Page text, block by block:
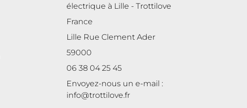
électrique à Lille - Trottilove
France
Lille Rue Clement Ader
59000
06 38 04 25 45
Envoyez-nous un e-mail :
info@trottilove.fr